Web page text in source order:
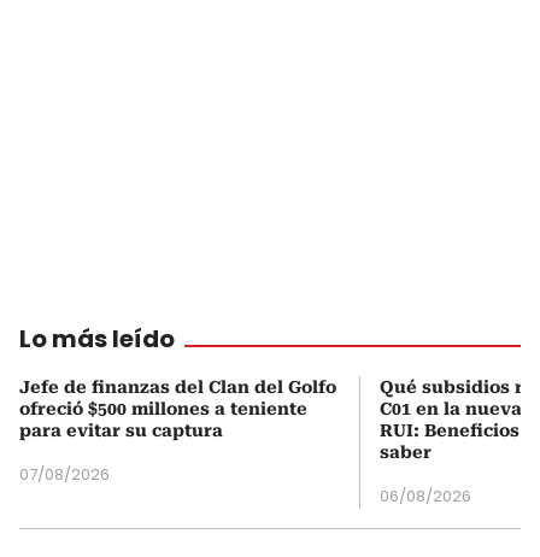
Lo más leído
Jefe de finanzas del Clan del Golfo
ofreció $500 millones a teniente
para evitar su captura
07/08/2026
Qué subsidios
C01 en la nueva
RUI: Beneficios
saber
06/08/2026